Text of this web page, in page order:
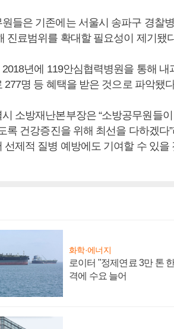
들은 기존에는 서울시 송파구 경찰
진료범위를 확대할 필요성이 제기됐
년에 119안심협력병원을 통해 내
277명 등 혜택을 받은 것으로 파악됐
소방재난본부장은 “소방공무원들
록 건강증진을 위해 최선을 다하겠다
선제적 질병 예방에도 기여할 수 있을
화학·에너지
로이터 "정제연료 3만 톤
격에 수요 늘어